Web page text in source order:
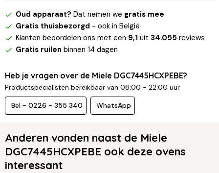
Oud apparaat? Dat nemen we gratis mee
Gratis thuisbezorgd - ook in België
Klanten beoordelen ons met een 9,1 uit 34.055 reviews
Gratis ruilen binnen 14 dagen
Heb je vragen over de Miele DGC7445HCXPEBE?
Productspecialisten bereikbaar van 08:00 - 22:00 uur
Bel - 0226 - 355 340 WhatsApp
Anderen vonden naast de Miele
DGC7445HCXPEBE ook deze ovens
interessant